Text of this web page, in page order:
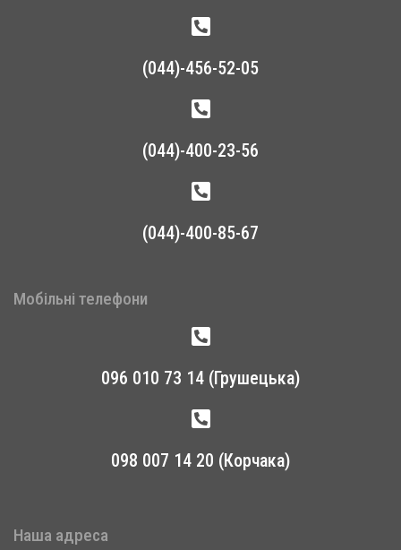
(044)-456-52-05
(044)-400-23-56
(044)-400-85-67
Мобільні телефони
096 010 73 14 (Грушецька)
098 007 14 20 (Корчака)
Наша адреса